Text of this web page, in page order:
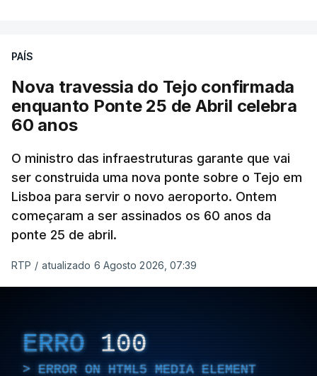
PAÍS
Nova travessia do Tejo confirmada
enquanto Ponte 25 de Abril celebra
60 anos
O ministro das infraestruturas garante que vai
ser construida uma nova ponte sobre o Tejo em
Lisboa para servir o novo aeroporto. Ontem
começaram a ser assinados os 60 anos da
ponte 25 de abril.
RTP / atualizado 6 Agosto 2026, 07:39
ERRO 100
ERROR ON HTML5 MEDIA ELEMENT